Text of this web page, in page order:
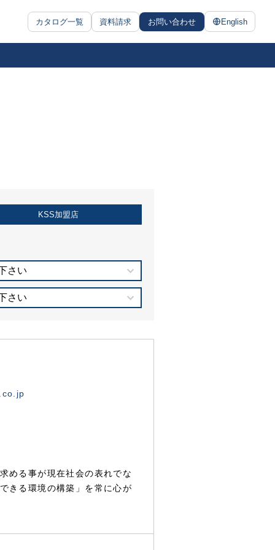
カタログ一覧 資料請求 お問い合わせ English
KSS加盟店
さい
さい
める事が現在社会の表れでな
きる環境の構築」を常に心が